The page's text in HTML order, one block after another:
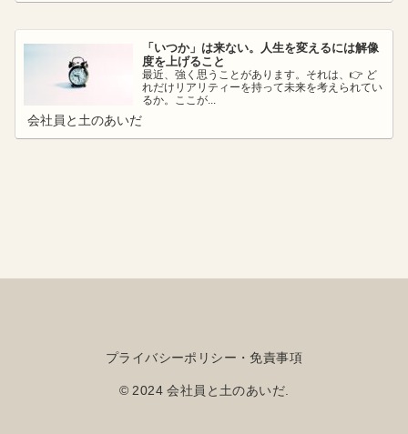
「いつか」は来ない。人生を変えるには解像
度を上げること
最近、強く思うことがあります。それは、👉 ど
れだけリアリティーを持って未来を考えられてい
るか。ここが...
会社員と土のあいだ
プライバシーポリシー・免責事項
© 2024 会社員と土のあいだ.